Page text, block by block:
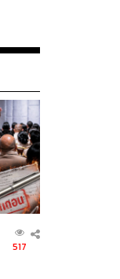
517